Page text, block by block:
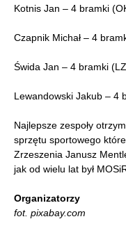
Kotnis Jan – 4 bramki
Czapnik Michał – 4
Świda Jan – 4 bramki
Lewandowski Jakub – 4
Najlepsze zespoły
sprzętu sportowego
Zrzeszenia Janusz
jak od wielu lat był
Organizatorzy
fot. pixabay.com